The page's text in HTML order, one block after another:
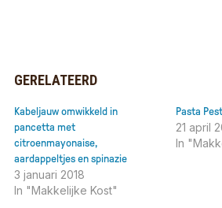
GERELATEERD
Kabeljauw omwikkeld in
pancetta met
citroenmayonaise,
aardappeltjes en spinazie
3 januari 2018
In "Makkelijke Kost"
Pasta
21 april
In